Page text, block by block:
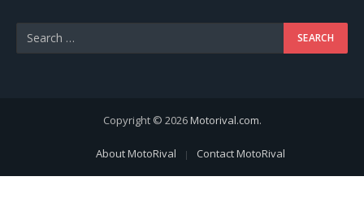
Copyright © 2026Motorival.com.
About MotoRival Contact MotoRival